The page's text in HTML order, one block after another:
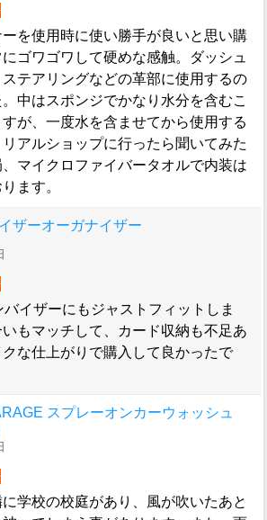
を使用時に使い勝手が良いと思い購
ゴワゴワして硬めな感触。ダッシュ
テアリングなどの革部に使用するの
中はスポンジでかなり水分を含むこ
が、一度水を含ませてから使用する
アルショップに行ったら聞いてみた
マイクロファイバータオルで内装は
ます。
ザーオーガナイザー
イザーにもジャストフィットしま
もマッチして、カード収納も不足あ
な仕上がりで購入して良かったで
スプレーオンカーウォッシュ
学校の校庭があり、風が吹いたあと